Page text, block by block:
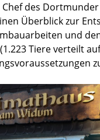
des
Überblick zur
und
Tiere verteilt